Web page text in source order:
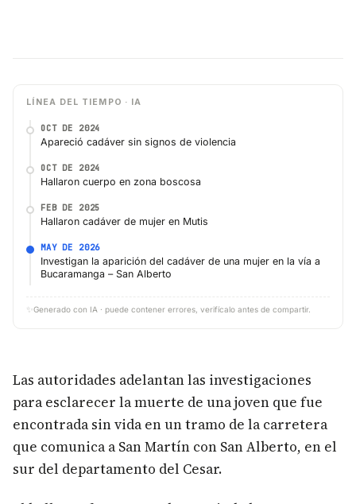
LÍNEA DEL TIEMPO · IA
OCT DE 2024
Apareció cadáver sin signos de violencia
OCT DE 2024
Hallaron cuerpo en zona boscosa
FEB DE 2025
Hallaron cadáver de mujer en Mutis
MAY DE 2026
Investigan la aparición del cadáver de una mujer en la vía a
Bucaramanga – San Alberto
✨ Generado con IA · puede contener errores, verifícalo antes de compartir.
Las autoridades adelantan las investigaciones
para esclarecer la muerte de una joven que fue
encontrada sin vida en un tramo de la carretera
que comunica a San Martín con San Alberto, en el
sur del departamento del Cesar.